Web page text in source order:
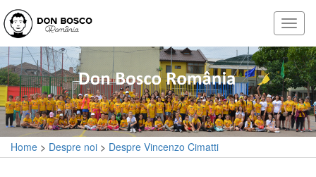
Home > Despre noi > Despre Vincenzo Cimatti